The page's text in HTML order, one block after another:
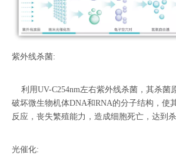
紫外线杀菌:
利用UV-C254nm左右紫外线杀菌，其杀菌
破坏微生物机体DNA和RNA的分子结构，使
反应，丧失繁殖能力，造成细胞死亡，达到
光催化: